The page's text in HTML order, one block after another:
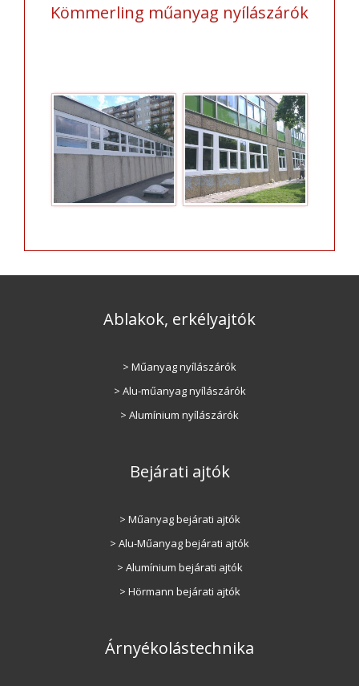
Kömmerling műanyag nyílászárók
Ablakok, erkélyajtók
> Műanyag nyílászárók
> Alu-műanyag nyílászárók
> Alumínium nyílászárók
Bejárati ajtók
> Műanyag bejárati ajtók
> Alu-Műanyag bejárati ajtók
> Alumínium bejárati ajtók
> Hörmann bejárati ajtók
Árnyékolástechnika